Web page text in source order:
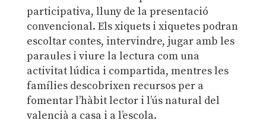
participativa, lluny de la presentació
convencional. Els xiquets i xiquetes podran
escoltar contes, intervindre, jugar amb les
paraules i viure la lectura com una
activitat lúdica i compartida, mentres les
famílies descobrixen recursos per a
fomentar l’hàbit lector i l’ús natural del
valencià a casa i a l’escola.